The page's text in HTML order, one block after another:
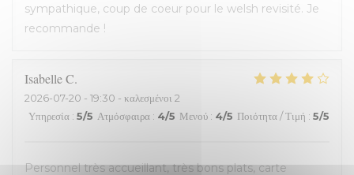
sympathique, coup de coeur pour le welsh revisité. Je
recommande !
IsabelleC
2026-07-20 - 19:30 - καλεσμένοι 2
Υπηρεσία : 5/5 Ατμόσφαιρα : 4/5 Μενού : 4/5 Ποιότητα / Τιμή : 5/5
Personnel très accueillant, très bons plats, carte